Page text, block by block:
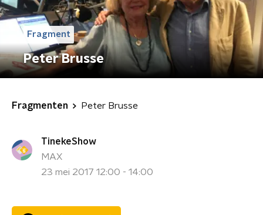
Fragment
Peter Brusse
Fragmenten Peter Brusse
TinekeShow
MAX
23 mei 2017 12:00 - 14:00